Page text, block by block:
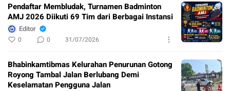
Pendaftar Membludak, Turnamen Badminton
AMJ 2026 Diikuti 69 Tim dari Berbagai Instansi
Editor
0 0 31/07/2026
Bhabinkamtibmas Kelurahan Penurunan Gotong
Royong Tambal Jalan Berlubang Demi
Keselamatan Pengguna Jalan